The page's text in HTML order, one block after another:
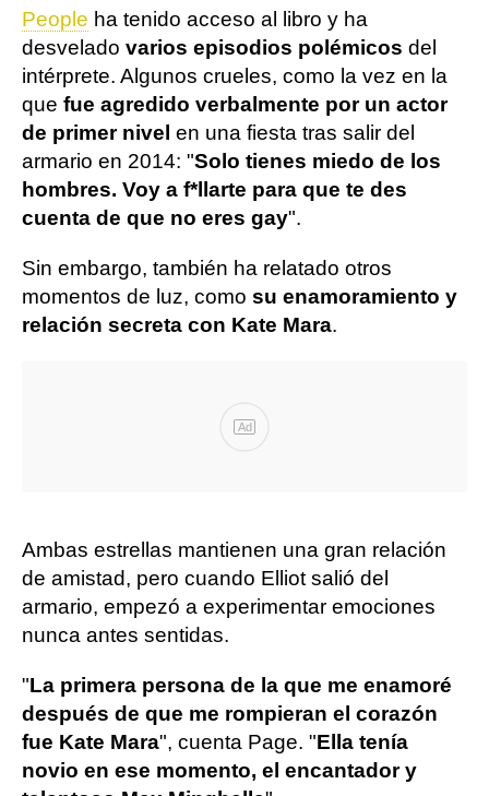
People ha tenido acceso al libro y ha
desvelado varios episodios polémicos del
intérprete. Algunos crueles, como la vez en la
que fue agredido verbalmente por un actor
de primer nivel en una fiesta tras salir del
armario en 2014: "Solo tienes miedo de los
hombres. Voy a f*llarte para que te des
cuenta de que no eres gay".
Sin embargo, también ha relatado otros
momentos de luz, como su enamoramiento y
relación secreta con Kate Mara.
Ad
Ambas estrellas mantienen una gran relación
de amistad, pero cuando Elliot salió del
armario, empezó a experimentar emociones
nunca antes sentidas.
"La primera persona de la que me enamoré
después de que me rompieran el corazón
fue Kate Mara", cuenta Page. "Ella tenía
novio en ese momento, el encantador y